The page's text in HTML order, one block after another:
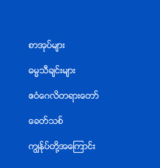
စာအုပ္မ်ား
ဓမၼသီခ်င္းမ်ား
ဧဝံေဂလိတရားေတာ္
ေခတ္သစ္
ကြၽန္ုပ္တို႔အေၾကာင္း